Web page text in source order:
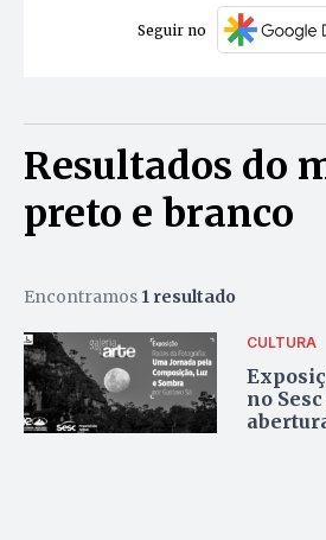
Seguir no
Resultados do
preto e branco
Encontramos 1 resultado
CULTURA
no